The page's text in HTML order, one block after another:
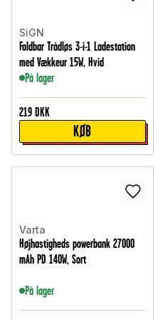
SiGN
Foldbar Trådløs 3-i-1 Ladestation
med Vækkeur 15W, Hvid
På lager
219 DKK
KØB
Varta
Højhastigheds powerbank 27000
mAh PD 140W, Sort
På lager